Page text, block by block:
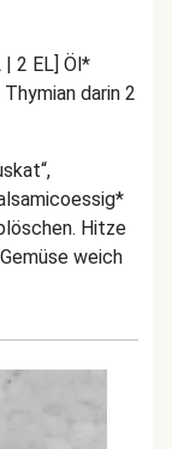
| 2 EL] Öl*
darin 2
Hitze
weich